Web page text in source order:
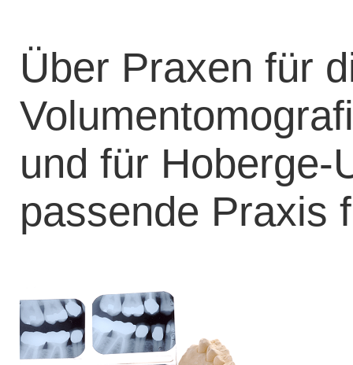
Über Praxen für
und für Hoberge-
passende Praxis